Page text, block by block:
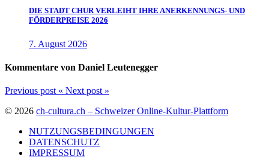
DIE STADT CHUR VERLEIHT IHRE ANERKENNUNGS- UND
FÖRDERPREISE 2026
7. August 2026
Kommentare von Daniel Leutenegger
Previous post « Next post »
© 2026 ch-cultura.ch – Schweizer Online-Kultur-Plattform
NUTZUNGSBEDINGUNGEN
DATENSCHUTZ
IMPRESSUM